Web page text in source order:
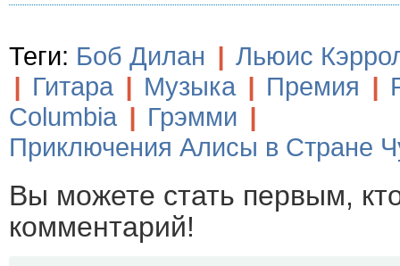
Теги: Боб Дилан | Льюис
| Гитара | Музыка | Премия |
Columbia | Грэмми |
Приключения Алисы в Стране
Вы можете стать первым,
комментарий!